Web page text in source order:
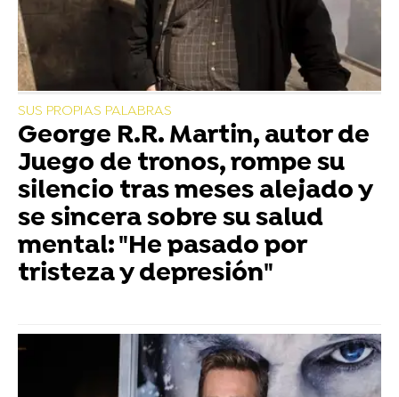
SUS PROPIAS PALABRAS
George R.R. Martin, autor de
Juego de tronos, rompe su
silencio tras meses alejado y
se sincera sobre su salud
mental: "He pasado por
tristeza y depresión"